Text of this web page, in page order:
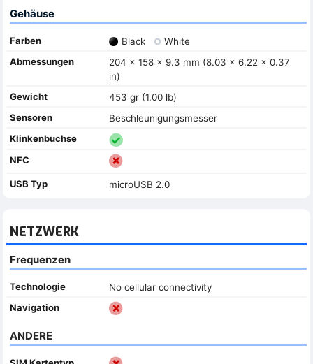
Gehäuse
Farben Black
White
Abmessungen
204 x 158 x 9.3 mm (8.03 x 6.22 x 0.37
in)
Gewicht
453 gr (1.00 lb)
Sensoren
Beschleunigungsmesser
Klinkenbuchse
NFC
USB Typ microUSB 2.0
NETZWERK
Frequenzen
Technologie
No cellular connectivity
Navigation
ANDERE